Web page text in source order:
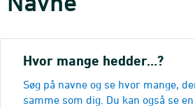
Hvor mange hedder...?
Søg på navne og se hvor mange,
samme som dig. Du kan også se